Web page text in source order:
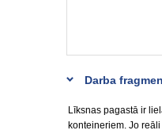
Darba
Līksnas pagastā ir
konteineriem. Jo